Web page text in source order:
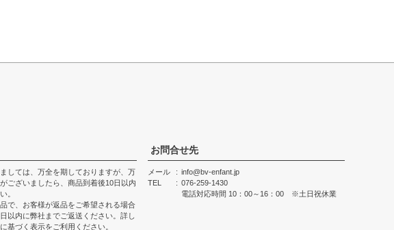
しては、万全を期しておりますが、万
ございましたら、商品到着後10日以内
。
で、お客様が返品をご希望される場合
以内に弊社までご返送ください。詳し
基づく表示をご利用ください。
お問合せ先
メール
info@bv-enfant.jp
TEL
076-259-1430
電話対応時間 10：00～16：00 ※土日祝休業